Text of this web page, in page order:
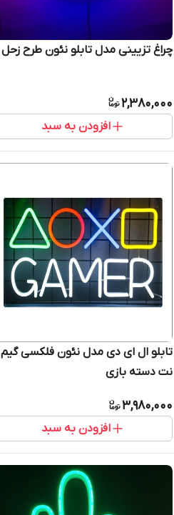
چراغ تزیینی مدل تابلو نئون طرح زحل
2,380,000
افزودن به سبد
تابلو ال ای دی مدل نئون فلکسی گیم
نت دسته بازی
3,980,000
افزودن به سبد